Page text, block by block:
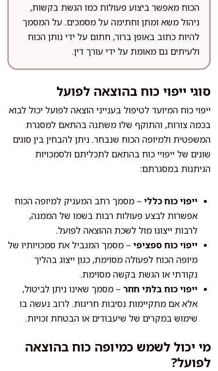
הכוח מאפשר ביצוע פעולות כמו הגשת בקשות,
ניהול משא ומתן וחתימה על מסמכים. על המסמך
להיות כתוב באופן ברור, חתום על ידי נותן הכוח
ולעיתים גם מאומת על ידי עורך דין.
סוגי ייפוי כוח בהוצאה לפועל
ייפוי כוח המיועד לטיפול בענייני הוצאה לפועל יכול לבוא
בכמה צורות, והתוקף שלו משתנה בהתאם למסגרת
המשפטית ולמיופה הכוח שנבחר. ניתן להבחין בין סוגים
שונים של ייפויי כוח בהתאם לתכליתם ולסמכויות
הניתנות במסגרתם:
ייפוי כוח כללי – מסמך רחב המעניק למיופה הכוח
אפשרות לבצע פעולות רבות בשמו של הממנה,
לרבות ייצוגו מול לשכת ההוצאה לפועל.
ייפוי כוח ספציפי – מסמך המגביל את סמכויותיו של
מיופה הכוח לפעולה מסוימת, כגון ייצוג בהליך
נקודתי או הגשת בקשה מסוימת.
ייפוי כוח בלתי חוזר – מסמך שאינו ניתן לביטול,
אלא אם מתקיימות נסיבות חריגות. לרוב נעשה בו
שימוש במקרים של שיעבודים או הבטחת זכויות.
מי יכול לשמש כמיופה כוח בהוצאה
לפועל?